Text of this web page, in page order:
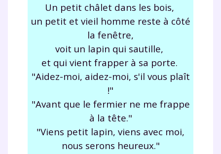
Un petit châlet dans les bois,
un petit et vieil homme reste à côté
la fenêtre,
voit un lapin qui sautille,
et qui vient frapper à sa porte.
"Aidez-moi, aidez-moi, s'il vous plaît
!"
"Avant que le fermier ne me frappe
à la tête."
"Viens petit lapin, viens avec moi,
nous serons heureux."
Testez gratuitement
pendant 24h notre
plateforme de soutien
scolaire !
Fiches de cours et vidéos
corrigés,podcasts de révisions
espace dédié aux parents